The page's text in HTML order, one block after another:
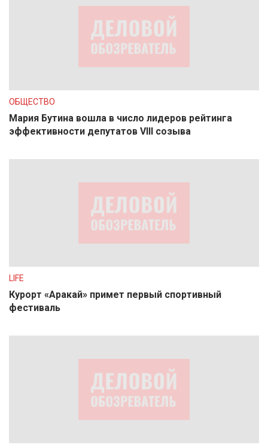
ОБЩЕСТВО
Мария Бутина вошла в число лидеров рейтинга
эффективности депутатов VIII созыва
LIFE
Курорт «Аракай» примет первый спортивный
фестиваль